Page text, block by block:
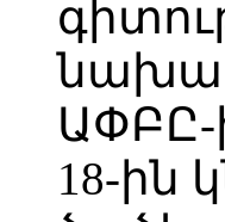
ԱՓԲԸ-
18-ին